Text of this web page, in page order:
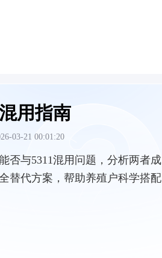
用指南
03-21 00:01:20
否与5311混用问题，分析两者成
替代方案，帮助养殖户科学搭配